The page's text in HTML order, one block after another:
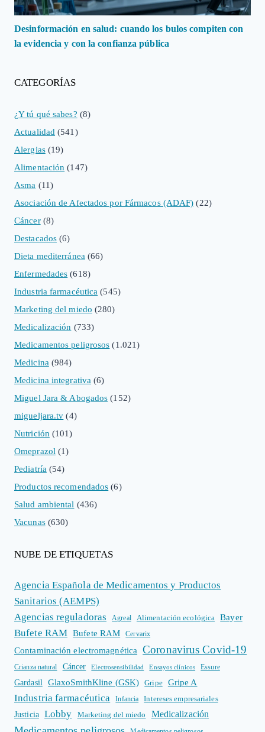
Desinformación en salud: cuando los bulos compiten con
la evidencia y con la confianza pública
CATEGORÍAS
¿Y tú qué sabes? (8)
Actualidad (541)
Alergias(19)
Alimentación (147)
Asma (11)
Asociación de Afectados por Fármacos (ADAF) (22)
Cáncer(8)
Destacados (6)
Dieta mediterránea(66)
Enfermedades (618)
Industria farmacéutica (545)
Marketing del miedo (280)
Medicalización (733)
Medicamentos peligrosos (1.021)
Medicina(984)
Medicina integrativa (6)
Miguel Jara & Abogados (152)
migueljara.tv (4)
Nutrición(101)
Omeprazol(1)
Pediatría(54)
Productos recomendados (6)
Salud ambiental (436)
Vacunas(630)
NUBE DE ETIQUETAS
Agencia Española de Medicamentos y Productos
Sanitarios (AEMPS)
Agencias reguladoras
Agreal Alimentación ecológica Bayer
Bufete RAM Bufete RAM Cervarix
Contaminación electromagnética Coronavirus Covid-19
Crianza natural Cáncer Electrosensibilidad Ensayos clínicos Essure
Gardasil GlaxoSmithKline (GSK) Gripe Gripe A
Industria farmacéutica Infancia
Intereses empresariales
Justicia
Lobby Marketing del miedo Medicalización